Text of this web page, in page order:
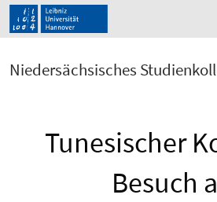
Niedersächsisches
Tunesischer
Besuch